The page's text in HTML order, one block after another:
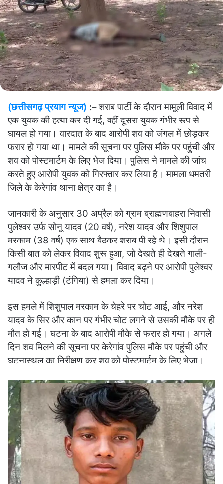
(छत्तीसगढ़ प्रयाग न्यूज) :– शराब पार्टी के दौरान मामूली विवाद में
एक युवक की हत्या कर दी गई, वहीं दूसरा युवक गंभीर रूप से
घायल हो गया। वारदात के बाद आरोपी शव को जंगल में छोड़कर
फरार हो गया था। मामले की सूचना पर पुलिस मौके पर पहुंची और
शव को पोस्टमार्टम के लिए भेज दिया। पुलिस ने मामले की जांच
करते हुए आरोपी युवक को गिरफ्तार कर लिया है। मामला धमतरी
जिले के केरेगांव थाना क्षेत्र का है।
जानकारी के अनुसार 30 अप्रैल को ग्राम ब्राह्मणबाहरा निवासी
पुलेश्वर उर्फ सोनू यादव (20 वर्ष), नरेश यादव और शिशुपाल
मरकाम (38 वर्ष) एक साथ बैठकर शराब पी रहे थे। इसी दौरान
किसी बात को लेकर विवाद शुरू हुआ, जो देखते ही देखते गाली-
गलौज और मारपीट में बदल गया। विवाद बढ़ने पर आरोपी पुलेश्वर
यादव ने कुल्हाड़ी (टंगिया) से हमला कर दिया।
इस हमले में शिशुपाल मरकाम के चेहरे पर चोट आई, और नरेश
यादव के सिर और कान पर गंभीर चोट लगने से उसकी मौके पर ही
मौत हो गई। घटना के बाद आरोपी मौके से फरार हो गया। अगले
दिन शव मिलने की सूचना पर केरेगांव पुलिस मौके पर पहुंची और
घटनास्थल का निरीक्षण कर शव को पोस्टमार्टम के लिए भेजा।